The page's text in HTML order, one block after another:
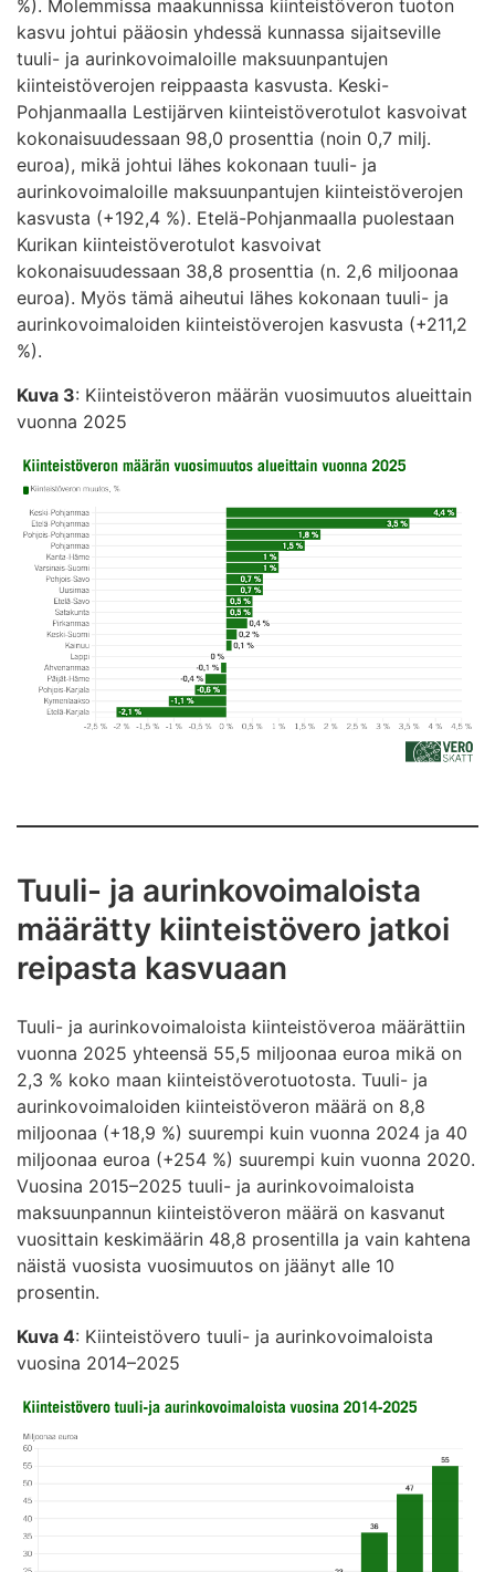
%). Molemmissa maakunnissa kiinteistöveron tuoton
kasvu johtui pääosin yhdessä kunnassa sijaitseville
tuuli- ja aurinkovoimaloille maksuunpantujen
kiinteistöverojen reippaasta kasvusta. Keski-
Pohjanmaalla Lestijärven kiinteistöverotulot kasvoivat
kokonaisuudessaan 98,0 prosenttia (noin 0,7 milj.
euroa), mikä johtui lähes kokonaan tuuli- ja
aurinkovoimaloille maksuunpantujen kiinteistöverojen
kasvusta (+192,4 %). Etelä-Pohjanmaalla puolestaan
Kurikan kiinteistöverotulot kasvoivat
kokonaisuudessaan 38,8 prosenttia (n. 2,6 miljoonaa
euroa). Myös tämä aiheutui lähes kokonaan tuuli- ja
aurinkovoimaloiden kiinteistöverojen kasvusta (+211,2
%).
Kuva 3: Kiinteistöveron määrän vuosimuutos alueittain
vuonna 2025
Tuuli- ja aurinkovoimaloista
määrätty kiinteistövero jatkoi
reipasta kasvuaan
Tuuli- ja aurinkovoimaloista kiinteistöveroa määrättiin
vuonna 2025 yhteensä 55,5 miljoonaa euroa mikä on
2,3 % koko maan kiinteistöverotuotosta. Tuuli- ja
aurinkovoimaloiden kiinteistöveron määrä on 8,8
miljoonaa (+18,9 %) suurempi kuin vuonna 2024 ja 40
miljoonaa euroa (+254 %) suurempi kuin vuonna 2020.
Vuosina 2015–2025 tuuli- ja aurinkovoimaloista
maksuunpannun kiinteistöveron määrä on kasvanut
vuosittain keskimäärin 48,8 prosentilla ja vain kahtena
näistä vuosista vuosimuutos on jäänyt alle 10
prosentin.
Kuva 4: Kiinteistövero tuuli- ja aurinkovoimaloista
vuosina 2014–2025